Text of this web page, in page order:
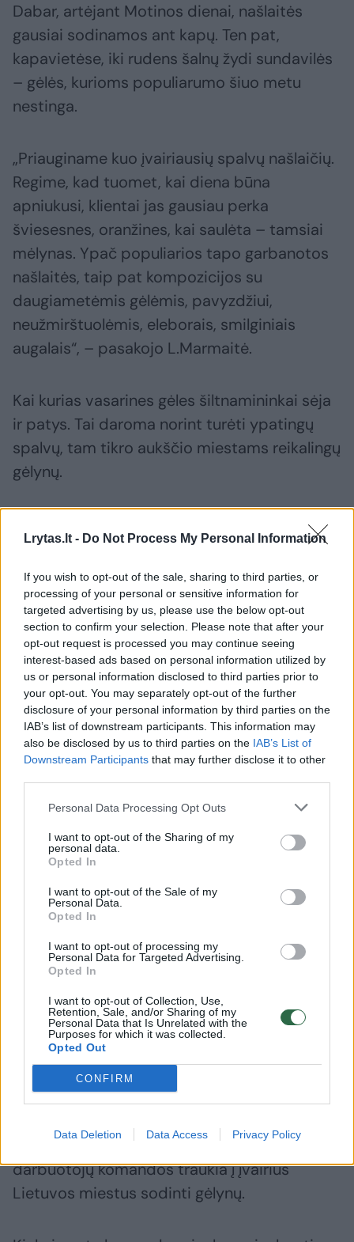
Lrytas.lt - Do Not Process My Personal Information
If you wish to opt-out of the sale, sharing to third parties, or
processing of your personal or sensitive information for
targeted advertising by us, please use the below opt-out
section to confirm your selection. Please note that after your
opt-out request is processed you may continue seeing
interest-based ads based on personal information utilized by
us or personal information disclosed to third parties prior to
your opt-out. You may separately opt-out of the further
disclosure of your personal information by third parties on the
IAB’s list of downstream participants. This information may
also be disclosed by us to third parties on the IAB’s List of
Downstream Participants that may further disclose it to other
Personal Data Processing Opt Outs
I want to opt-out of the Sharing of my
personal data.
Opted In
I want to opt-out of the Sale of my
Personal Data.
Opted In
I want to opt-out of processing my
Personal Data for Targeted Advertising.
Opted In
I want to opt-out of Collection, Use,
Retention, Sale, and/or Sharing of my
Personal Data that Is Unrelated with the
Purposes for which it was collected.
Opted Out
CONFIRM
Data Deletion Data Access Privacy Policy
Dabar, artėjant Motinos dienai, našlaitės
gausiai sodinamos ant kapų. Ten pat,
kapavietėse, iki rudens šalnų žydi sundavilės
– gėlės, kurioms populiarumo šiuo metu
nestinga.
„Priauginame kuo įvairiausių spalvų našlaičių.
Regime, kad tuomet, kai diena būna
apniukusi, klientai jas gausiau perka
šviesesnes, oranžines, kai saulėta – tamsiai
mėlynas. Ypač populiarios tapo garbanotos
našlaitės, taip pat kompozicijos su
daugiametėmis gėlėmis, pavyzdžiui,
neužmirštuolėmis, eleborais, smilginiais
augalais“, – pasakojo L.Marmaitė.
Kai kurias vasarines gėles šiltnamininkai sėja
ir patys. Tai daroma norint turėti ypatingų
spalvų, tam tikro aukščio miestams reikalingų
gėlynų.
kitas jų auginimo etapas – iš daigyklų gėlių
daigeliai pradedami persodinti į jiems skirtus
puodelius.
A.Srėbalienės nuotr.
Darbų pagreitis
Dar geras mėnuo, ir gėlininkai lengviau
atsikvėps. O kol kas pati L.Marmaitė kas rytą
keliasi kartu su saule, kad suskubtų paruošti
gėlių kompozicijas ir pasirūpinti gėles laiku
pakrauti į automobilius.
Nuo pusės balandžio kone kas rytą įmonės
darbuotojų komandos traukia į įvairius
Lietuvos miestus sodinti gėlynų.